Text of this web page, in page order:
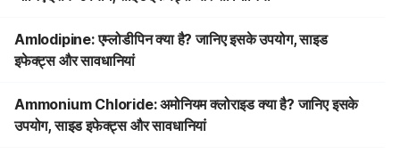
Amlodipine: एम्लोडीपिन क्या है? जानिए इसके उपयोग, साइड
इफेक्ट्स और सावधानियां
Ammonium Chloride: अमोनियम क्लोराइड क्या है? जानिए इसके
उपयोग, साइड इफेक्ट्स और सावधानियां